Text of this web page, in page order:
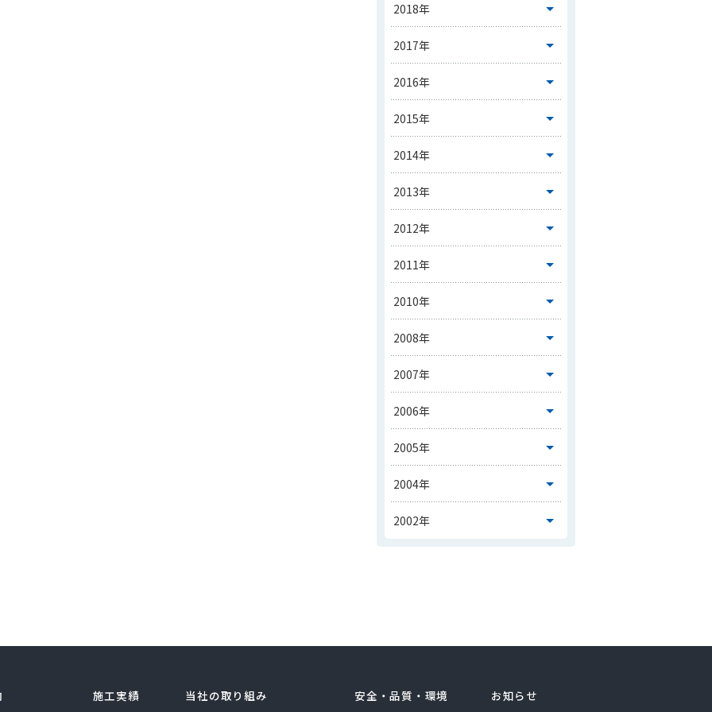
施工実績 当社の取り組み 安全・品質・環境
お知らせ